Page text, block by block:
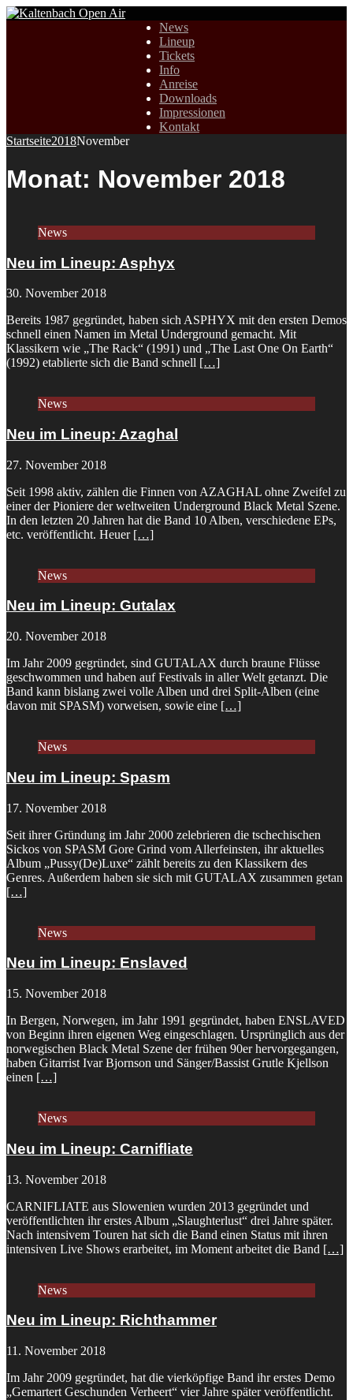
News
Lineup
Tickets
Info
Anreise
Downloads
Impressionen
Kontakt
Startseite2018November
Monat: November 2018
News
Neu im Lineup: Asphyx
30. November 2018
Bereits 1987 gegründet, haben sich ASPHYX mit den ersten Demos
schnell einen Namen im Metal Underground gemacht. Mit
Klassikern wie „The Rack“ (1991) und „The Last One On Earth“
(1992) etablierte sich die Band schnell […]
News
Neu im Lineup: Azaghal
27. November 2018
Seit 1998 aktiv, zählen die Finnen von AZAGHAL ohne Zweifel zu
einer der Pioniere der weltweiten Underground Black Metal Szene.
In den letzten 20 Jahren hat die Band 10 Alben, verschiedene EPs,
etc. veröffentlicht. Heuer […]
News
Neu im Lineup: Gutalax
20. November 2018
Im Jahr 2009 gegründet, sind GUTALAX durch braune Flüsse
geschwommen und haben auf Festivals in aller Welt getanzt. Die
Band kann bislang zwei volle Alben und drei Split-Alben (eine
davon mit SPASM) vorweisen, sowie eine […]
News
Neu im Lineup: Spasm
17. November 2018
Seit ihrer Gründung im Jahr 2000 zelebrieren die tschechischen
Sickos von SPASM Gore Grind vom Allerfeinsten, ihr aktuelles
Album „Pussy​(​De​)​Luxe“ zählt bereits zu den Klassikern des
Genres. Außerdem haben sie sich mit GUTALAX zusammen getan
[…]
News
Neu im Lineup: Enslaved
15. November 2018
In Bergen, Norwegen, im Jahr 1991 gegründet, haben ENSLAVED
von Beginn ihren eigenen Weg eingeschlagen. Ursprünglich aus der
norwegischen Black Metal Szene der frühen 90er hervorgegangen,
haben Gitarrist Ivar Bjornson und Sänger/Bassist Grutle Kjellson
einen […]
News
Neu im Lineup: Carnifliate
13. November 2018
CARNIFLIATE aus Slowenien wurden 2013 gegründet und
veröffentlichten ihr erstes Album „Slaughterlust“ drei Jahre später.
Nach intensivem Touren hat sich die Band einen Status mit ihren
intensiven Live Shows erarbeitet, im Moment arbeitet die Band […]
News
Neu im Lineup: Richthammer
11. November 2018
Im Jahr 2009 gegründet, hat die vierköpfige Band ihr erstes Demo
„Gemartert Geschunden Verheert“ vier Jahre später veröffentlicht.